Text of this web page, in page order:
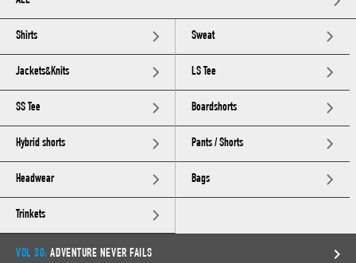
Shirts Sweat
Jackets&Knits LS Tee
SS Tee Boardshorts
Hybrid shorts Pants / Shorts
Headwear Bags
Trinkets
VOL 30: ADVENTURE NEVER FAILS